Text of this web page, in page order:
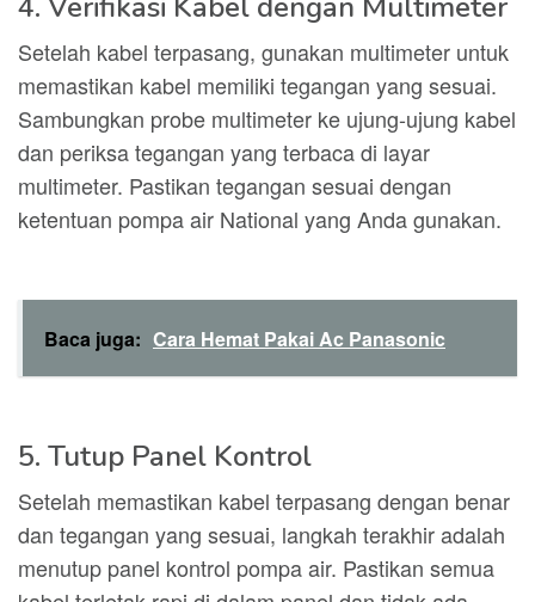
Setelah kabel terpasang, gunakan multimeter untuk
memastikan kabel memiliki tegangan yang sesuai.
Sambungkan probe multimeter ke ujung-ujung kabel
dan periksa tegangan yang terbaca di layar
multimeter. Pastikan tegangan sesuai dengan
ketentuan pompa air National yang Anda gunakan.
Baca juga: Cara Hemat Pakai Ac Panasonic
5. Tutup Panel Kontrol
Setelah memastikan kabel terpasang dengan benar
dan tegangan yang sesuai, langkah terakhir adalah
menutup panel kontrol pompa air. Pastikan semua